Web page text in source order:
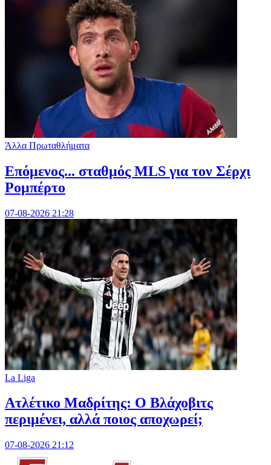
Άλλα Πρωταθλήματα
Επόμενος... σταθμός MLS για τον Σέρχι
Ρομπέρτο
07-08-2026 21:28
La Liga
Ατλέτικο Μαδρίτης: Ο Βλάχοβιτς
περιμένει, αλλά ποιος αποχωρεί;
07-08-2026 21:12